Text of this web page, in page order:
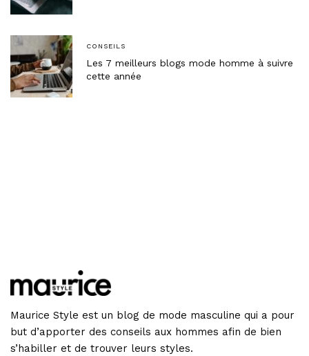
CONSEILS
Les 7 meilleurs blogs mode homme à suivre
cette année
Maurice Style est un blog de mode masculine qui a pour
but d’apporter des conseils aux hommes afin de bien
s’habiller et de trouver leurs styles.